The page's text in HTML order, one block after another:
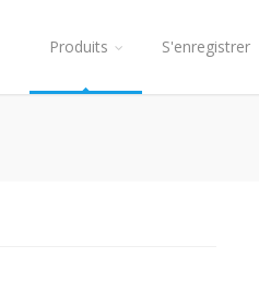
Produits S'enregistrer